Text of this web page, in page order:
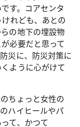
す。コアセンタ
れども、あとの
の地下の埋設物
必要だと思って
災に、防災対策に
ように心がけて
ちょっと女性の
ハイヒールやパ
て、かつて